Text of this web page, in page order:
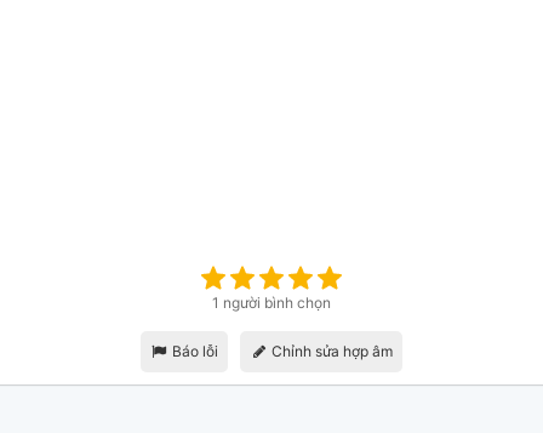
1 người bình chọn
Báo lỗi Chỉnh sửa hợp âm